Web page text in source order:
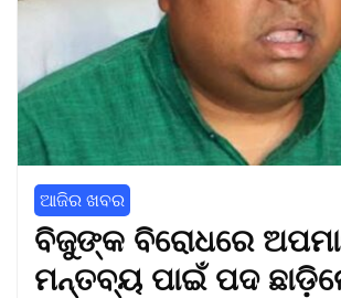
ଆଜିର ଖବର
ବିଜୁଙ୍କ ବିରୋଧରେ
ମନ୍ତବ୍ୟ ପାଇଁ ପଦ